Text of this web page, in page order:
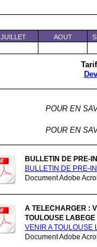
JUILLET AOUT
POUR EN
POUR EN
BULLETIN DE PRE-
BULLETIN DE PRE-
Document Adobe
A TELECHARGER :
TOULOUSE LABEGE
VENIR A TOULOUSE
Document Adobe